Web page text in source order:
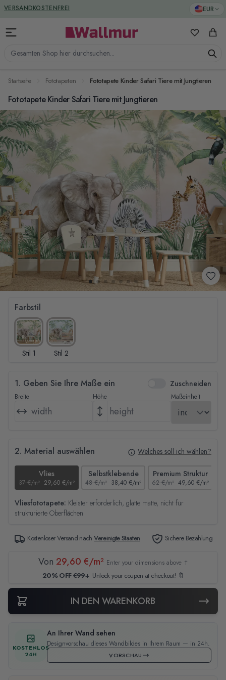
Zum Inhalt springen EUR
Gesamten Shop hier durchsuchen...
Meine
VERSANDKOSTENFREI
GREENGUARD ZERTIFIZIERT
Startseite Fototapeten Fototapete Kinder Safari Tiere mit Jungtieren
Fototapete Kinder Safari Tiere mit Jungtieren
Farbstil
Stil 1 Stil 2
1. Geben Sie Ihre Maße ein Zuschneiden
Breite Höhe Maßeinheit
2. Material auswählen Welches soll ich wählen?
Vlies
37 €/m² 29,60 €/m²
Selbstklebende
48 €/m² 38,40 €/m²
Premium Struktur
62 €/m² 49,60 €/m²
Vliesfototapete: Kleister erforderlich, glatte matte, nicht für
strukturierte Oberflächen
Kostenloser Versand nachVereinigte Staaten Sichere Bezahlung
Von 29,60 €/m² Enter your dimensions above ↑
20% OFF €99+ Unlock your coupon at checkout! 🔖
IN DEN WARENKORB
KOSTENLOS
24H
An Ihrer Wand sehen
Designvorschau dieses Wandbildes in Ihrem Raum — in 24h.
VORSCHAU